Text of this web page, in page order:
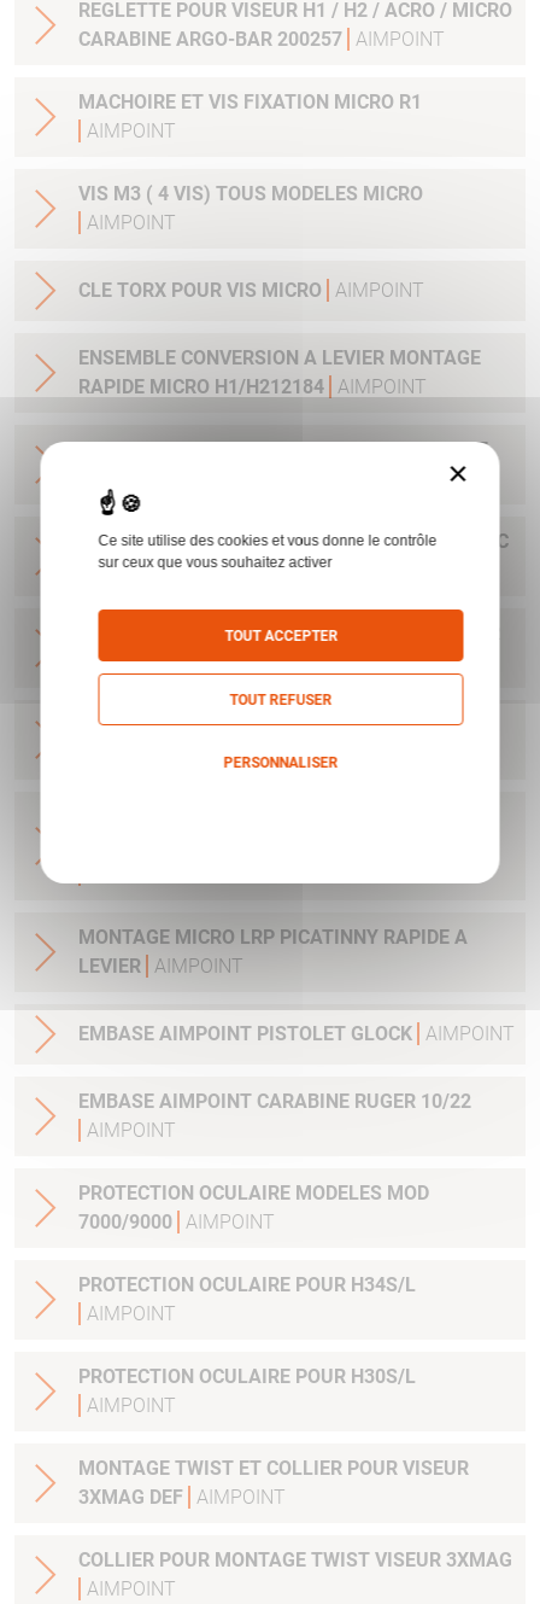
REGLETTE POUR VISEUR H1 / H2 / ACRO / MICRO
CARABINE ARGO-BAR 200257 AIMPOINT
MACHOIRE ET VIS FIXATION MICRO R1
AIMPOINT
VIS M3 ( 4 VIS) TOUS MODELES MICRO
AIMPOINT
CLE TORX POUR VIS MICRO AIMPOINT
ENSEMBLE CONVERSION A LEVIER MONTAGE
RAPIDE MICRO H1/H212184 AIMPOINT
BASE MICRO POUR RAIL 11 MM AVEC CLEF ET
BASE POUR H1&H2&ACRO&MICRO SAFARI AVEC
CLEF ET VIS AIMPOINT
BASE MICRO DRILLING AVEC CLEF ET VIS POUR
H1&H2&ACRO AIMPOINT
BASE MICRO BLASER R93 ET AUTRES - AVEC
AIMPOINT
MONTAGE MICRO LRP PICATINNY RAPIDE A
LEVIER AIMPOINT
EMBASE AIMPOINT PISTOLET GLOCK AIMPOINT
EMBASE AIMPOINT CARABINE RUGER 10/22
AIMPOINT
PROTECTION OCULAIRE MODELES MOD
7000/9000 AIMPOINT
PROTECTION OCULAIRE POUR H34S/L
AIMPOINT
PROTECTION OCULAIRE POUR H30S/L
AIMPOINT
MONTAGE TWIST ET COLLIER POUR VISEUR
3XMAG DEF AIMPOINT
COLLIER POUR MONTAGE TWIST VISEUR 3XMAG
AIMPOINT
×
Ce site utilise des cookies et vous donne le contrôle
sur ceux que vous souhaitez activer
TOUT ACCEPTER
TOUT REFUSER
PERSONNALISER